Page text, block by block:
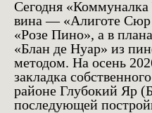
Сегодня
вина — «Алиготе
«Розе Пино», а в
«Блан де Нуар» из
методом. На осень
закладка
районе Глубокий Яр
последующей